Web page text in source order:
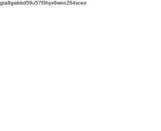
gta8gwbbd59u57f3hyx6woo264sceo